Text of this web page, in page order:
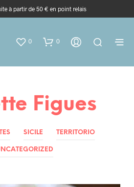
à partir de 50 € en point relais
0 0
Figues
SICILE TERRITORIO